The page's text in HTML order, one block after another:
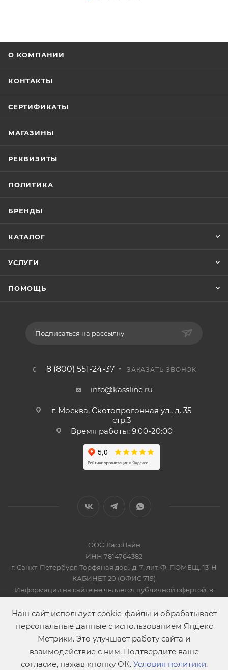
О КОМПАНИИ
КОНТАКТЫ
СЕРТИФИКАТЫ
МАГАЗИНЫ
РЕКВИЗИТЫ
ПОЛИТИКА
БРЕНДЫ
КАТАЛОГ
УСЛУГИ
ПОМОЩЬ
Подписаться на рассылку
8 (800) 551-24-37 ЗАКАЗАТЬ ЗВОНОК
info@kassline.ru
г. Москва, Скотопрогонная ул., д. 35
стр.3
Время работы: 9:00-20:00
ООО КассЛайн
ИНН 7814764382
г. Санкт-Петербург, Торфяная дор., д. 7, лит. Ф, ПОМЕЩ. 13-Н
КАБИНЕТ 20 (ОФИС 719)
Информация на сайте не является публичной офертой, в
2019-2026 © КАССЛАЙН
Наш сайт использует cookie-файлы и обрабатывает
персональные данные с использованием Яндекс
Метрики. Это улучшает работу сайта и
взаимодействие с ним. Подтвердите ваше
согласие, нажав кнопку ОК. Условия политики.